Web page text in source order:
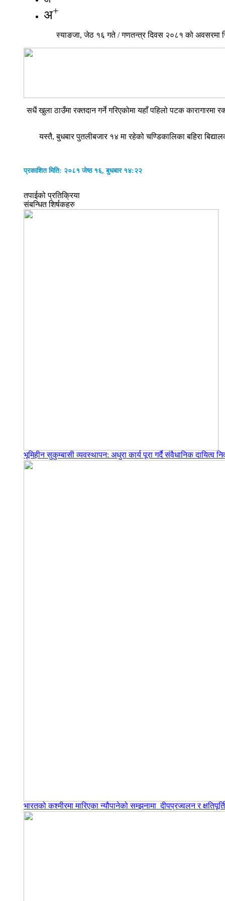
अ+
स्याङजा, जेठ १६ गते / गणतन्त्र दिवस २०८१ को अवसरमा
सधैं खुला ठाउँमा रक्तदान गर्ने गरिएकोमा यहाँ पहिलो पटक
यस्तै, बुधबार पुतलीबजार १४ मा रहेको चण्डिकालिका बहिरा
प्रकाशित मिति: २०८१ जेष्ठ १६, बुधबार १४:२२
तपाईको प्रतिक्रिया
संबन्धित शिर्षकहरु
भूमिहीन सुकुम्बासी व्यवस्थापन: अधुरा कार्य पूरा गर्दै संवैधानिक दायित्व
भारतको कश्मीरमा मारिएका न्यौपानेको सम्झनामा दीपप्रज्वलन र